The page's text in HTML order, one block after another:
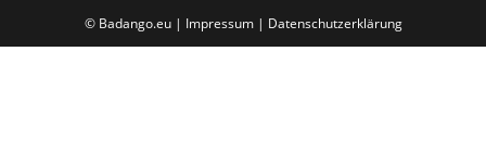
© Badango.eu | Impressum| Datenschutzerklärung